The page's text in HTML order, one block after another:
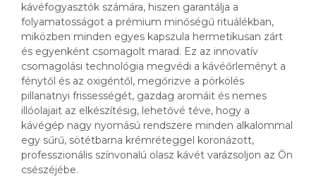
kávéfogyasztók számára, hiszen garantálja a
folyamatosságot a prémium minőségű rituálékban,
miközben minden egyes kapszula hermetikusan zárt
és egyenként csomagolt marad. Ez az innovatív
csomagolási technológia megvédi a kávéőrleményt a
fénytől és az oxigéntől, megőrizve a pörkölés
pillanatnyi frissességét, gazdag aromáit és nemes
illóolajait az elkészítésig, lehetővé téve, hogy a
kávégép nagy nyomású rendszere minden alkalommal
egy sűrű, sötétbarna krémréteggel koronázott,
professzionális színvonalú olasz kávét varázsoljon az Ön
csészéjébe.